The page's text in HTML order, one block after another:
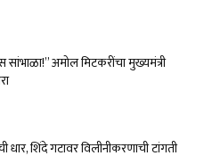
सांभाळा!” अमोल मिटकरींचा मुख्यमंत्री
धार, शिंदे गटावर विलीनीकरणाची टांगती